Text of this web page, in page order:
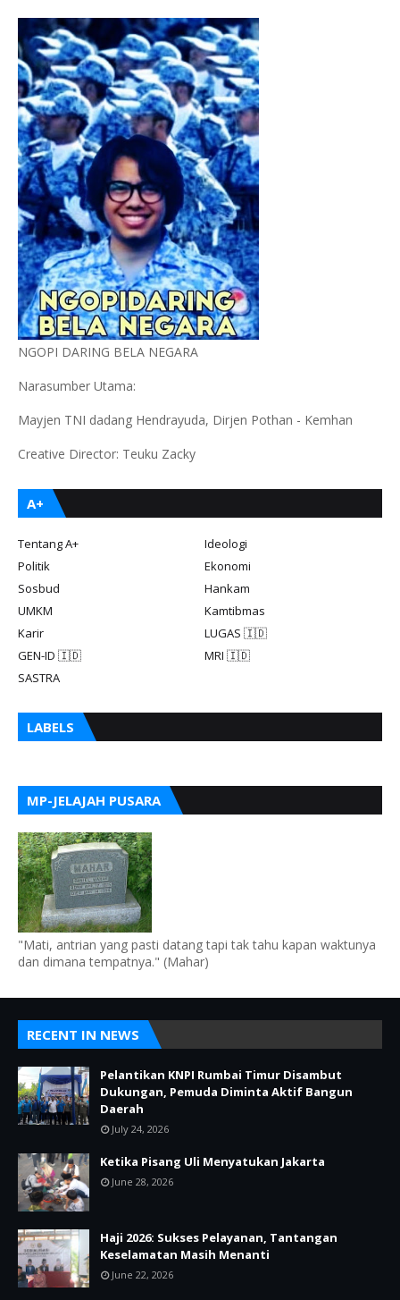
NGOPI DARING BELA NEGARA
Narasumber Utama:
Mayjen TNI dadang Hendrayuda, Dirjen Pothan - Kemhan
Creative Director: Teuku Zacky
A+
Tentang A+
Ideologi
Politik
Ekonomi
Sosbud
Hankam
UMKM
Kamtibmas
Karir
LUGAS 🇮🇩
GEN-ID 🇮🇩
MRI 🇮🇩
SASTRA
LABELS
MP-JELAJAH PUSARA
"Mati, antrian yang pasti datang tapi tak tahu kapan waktunya
dan dimana tempatnya." (Mahar)
RECENT IN NEWS
Pelantikan KNPI Rumbai Timur Disambut
Dukungan, Pemuda Diminta Aktif Bangun
Daerah
July 24, 2026
Ketika Pisang Uli Menyatukan Jakarta
June 28, 2026
Haji 2026: Sukses Pelayanan, Tantangan
Keselamatan Masih Menanti
June 22, 2026